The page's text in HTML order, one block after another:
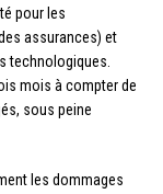
pour les
assurances) et
technologiques.
mois à compter de
sous peine
les dommages